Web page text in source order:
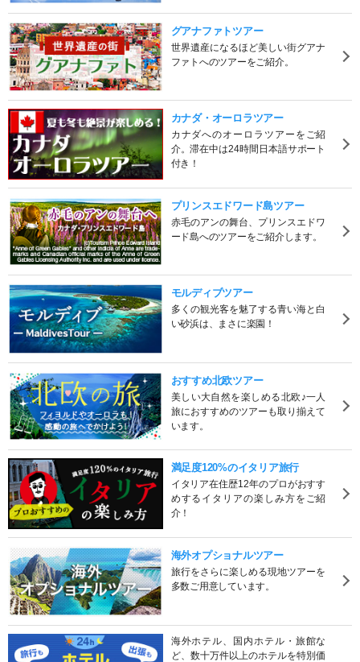
グアナファトツアー
世界遺産になるほど美しい街グアナ
ファトへのツアーをご紹介。
カナダ・オーロラツアー
カナダへのオーロラツアーをご紹
介。滞在中は24時間日本語サポート
付き！
プリンスエドワード島ツアー
赤毛のアンの舞台、プリンスエドワ
ード島へのツアーをご紹介します。
モルディブツアー
多くの観光客を魅了する青い海と白
い砂浜は、まさに楽園！
おすすめ北欧ツアー
美しい大自然を楽しめる北欧♪一人
旅におすすめのツアーも取り揃えて
います。
満足度120%のイタリア旅行
イタリア在住歴12年のプロがおすす
めするイタリアの楽しみ方をご紹
介！
海外オプショナルツアー
旅行をさらに楽しめる現地ツアーを
多数ご用意しています。
海外ホテル、国内ホテル・旅館な
ど、数十万件以上のホテルを特別価